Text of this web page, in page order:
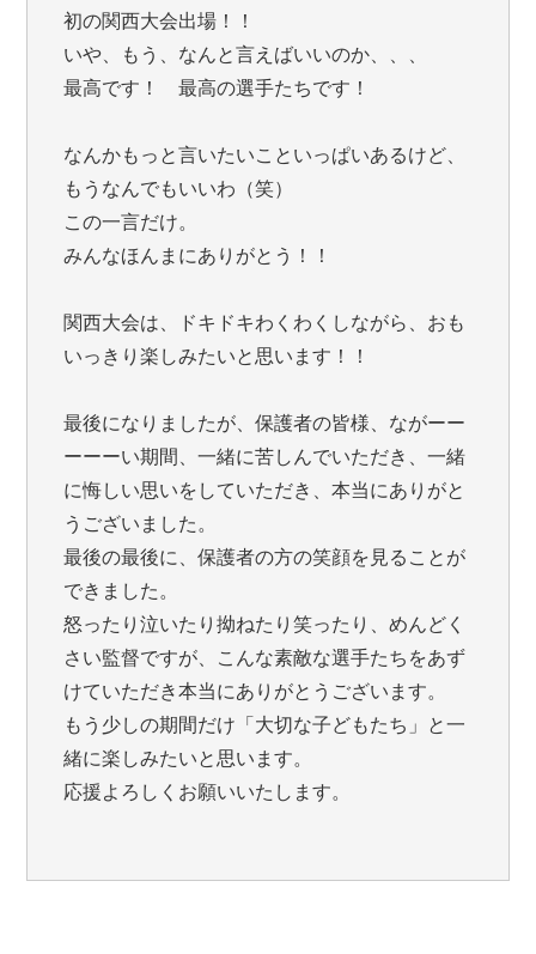
初の関西大会出場！！
いや、もう、なんと言えばいいのか、、、
最高です！ 最高の選手たちです！
なんかもっと言いたいこといっぱいあるけど、
もうなんでもいいわ（笑）
この一言だけ。
みんなほんまにありがとう！！
関西大会は、ドキドキわくわくしながら、おも
いっきり楽しみたいと思います！！
最後になりましたが、保護者の皆様、ながーー
ーーーい期間、一緒に苦しんでいただき、一緒
に悔しい思いをしていただき、本当にありがと
うございました。
最後の最後に、保護者の方の笑顔を見ることが
できました。
怒ったり泣いたり拗ねたり笑ったり、めんどく
さい監督ですが、こんな素敵な選手たちをあず
けていただき本当にありがとうございます。
もう少しの期間だけ「大切な子どもたち」と一
緒に楽しみたいと思います。
応援よろしくお願いいたします。